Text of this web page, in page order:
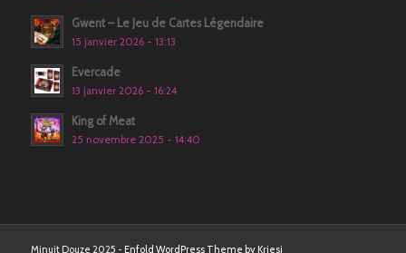
Gwent – Le Jeu de Cartes Légendaire
15 janvier 2026 - 13:13
Evercade
13 janvier 2026 - 16:24
King of Meat
25 novembre 2025 - 14:40
Minuit Douze 2025 - Enfold WordPress Theme by Kriesi